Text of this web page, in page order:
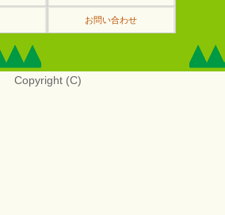
お問い合わせ
Copyright (C)